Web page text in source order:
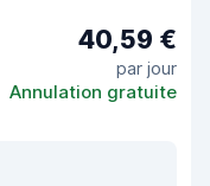
40,59 €
par jour
Annulation gratuite